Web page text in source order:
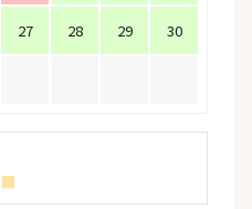
27 28 29 30
■